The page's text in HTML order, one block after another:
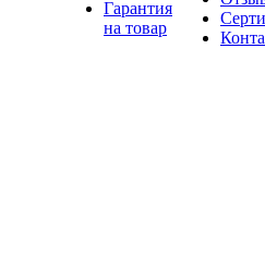
Гарантия
на товар